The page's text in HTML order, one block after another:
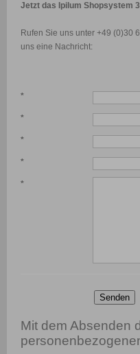
Jetzt das Ipilum Shopsystem
Rufen Sie uns unter +49 (0)30
uns eine Nachricht:
*
*
*
*
*
Senden
Mit dem Absenden